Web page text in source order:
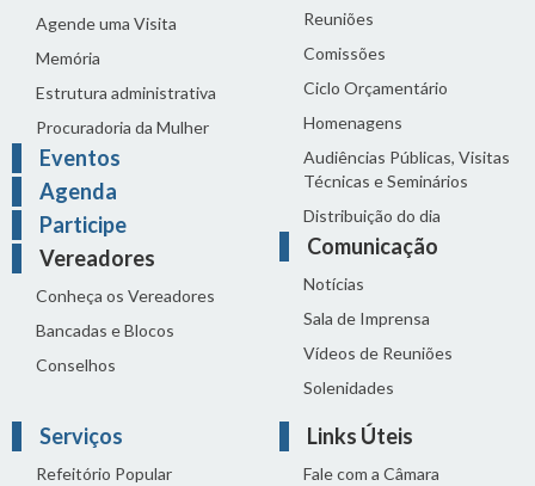
Agende uma Visita
Memória
Estrutura administrativa
Procuradoria da Mulher
Eventos
Agenda
Participe
Vereadores
Conheça os Vereadores
Bancadas e Blocos
Conselhos
Reuniões
Comissões
Ciclo Orçamentário
Homenagens
Audiências Públicas, Visitas
Técnicas e Seminários
Distribuição do dia
Comunicação
Notícias
Sala de Imprensa
Vídeos de Reuniões
Solenidades
Serviços
Refeitório Popular
Links Úteis
Fale com a Câmara